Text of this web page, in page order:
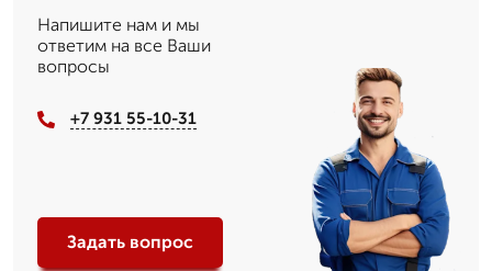
Напишите нам и мы
ответим на все Ваши
вопросы
+7 931 55-10-31
Задать вопрос